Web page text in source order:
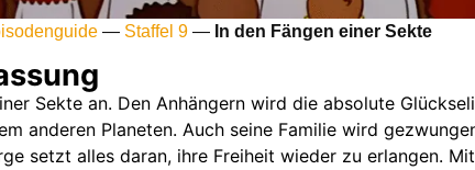
— Staffel 9 — In den Fängen einer Sekte
Sekte an. Den Anhängern wird die absolute
anderen Planeten. Auch seine Familie wird
setzt alles daran, ihre Freiheit wieder zu erlangen.